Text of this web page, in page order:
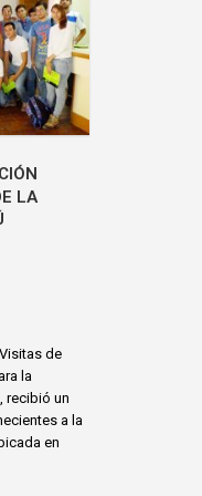
LA
de
la
recibió un
a la
en